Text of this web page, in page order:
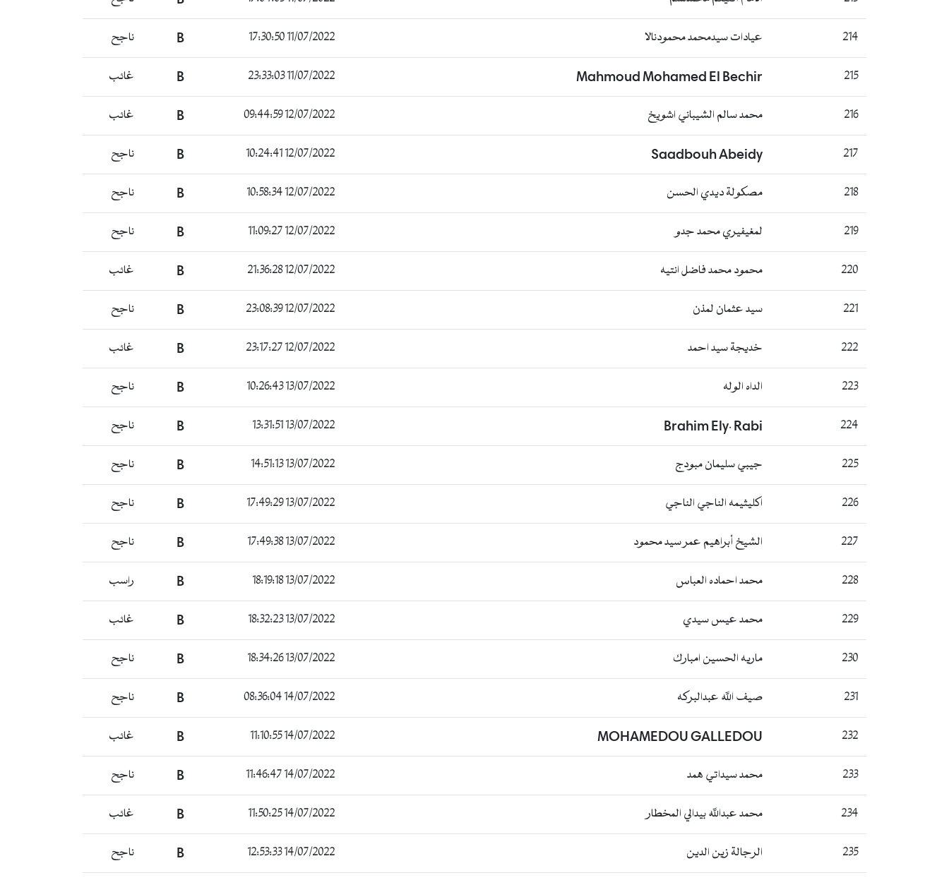
214 عيادات سيدمحمد محمودنالا 11/07/2022 17:30:50
B ناجح
215
Mahmoud Mohamed El Bechir
11/07/2022 23:33:03
B غائب
216 محمد سالم الشيباني اشويخ 12/07/2022 09:44:59
B غائب
217
Saadbouh Abeidy
12/07/2022 10:24:41
B ناجح
218 مصكولة ديدي الحسن 12/07/2022 10:58:34
B ناجح
219 لمغيفيري محمد جدو 12/07/2022 11:09:27
B ناجح
220 محمود محمد فاضل انتيه 12/07/2022 21:36:28
B غائب
221 سيد عثمان لمذن 12/07/2022 23:08:39
B ناجح
222 خديجة سيد احمد 12/07/2022 23:17:27
B غائب
223 الداه الوله 13/07/2022 10:26:43
B ناجح
224
Brahim Ely. Rabi
13/07/2022 13:31:51
B ناجح
225 جيبي سليمان مبودج 13/07/2022 14:51:13
B ناجح
226 اكليثيمه الناجي الناجي 13/07/2022 17:49:29
B ناجح
227 الشيخ أبراهيم عمر سيد محمود 13/07/2022 17:49:38
B ناجح
228 محمد احماده العباس 13/07/2022 18:19:18
B راسب
229 محمد عيس سيدي 13/07/2022 18:32:23
B غائب
230 ماريه الحسين امبارك 13/07/2022 18:34:26
B ناجح
231 صيف الله عبدالبركه 14/07/2022 08:36:04
B ناجح
232
MOHAMEDOU GALLEDOU
14/07/2022 11:10:55
B غائب
233 محمد سيداتي همد 14/07/2022 11:46:47
B ناجح
234 محمد عبدالله بيدالي المخطار 14/07/2022 11:50:25
B غائب
235 الرجالة زين الدين 14/07/2022 12:53:33
B ناجح